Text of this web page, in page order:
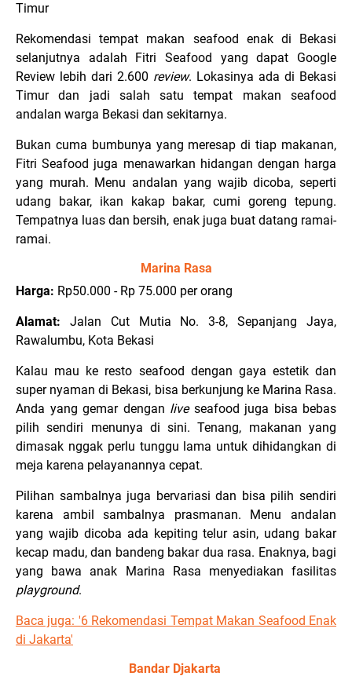
Timur
Rekomendasi tempat makan seafood enak di Bekasi
selanjutnya adalah Fitri Seafood yang dapat Google
Review lebih dari 2.600 review. Lokasinya ada di Bekasi
Timur dan jadi salah satu tempat makan seafood
andalan warga Bekasi dan sekitarnya.
Bukan cuma bumbunya yang meresap di tiap makanan,
Fitri Seafood juga menawarkan hidangan dengan harga
yang murah. Menu andalan yang wajib dicoba, seperti
udang bakar, ikan kakap bakar, cumi goreng tepung.
Tempatnya luas dan bersih, enak juga buat datang ramai-
ramai.
Marina Rasa
Harga: Rp50.000 - Rp 75.000 per orang
Alamat: Jalan Cut Mutia No. 3-8, Sepanjang Jaya,
Rawalumbu, Kota Bekasi
Kalau mau ke resto seafood dengan gaya estetik dan
super nyaman di Bekasi, bisa berkunjung ke Marina Rasa.
Anda yang gemar dengan live seafood juga bisa bebas
pilih sendiri menunya di sini. Tenang, makanan yang
dimasak nggak perlu tunggu lama untuk dihidangkan di
meja karena pelayanannya cepat.
Pilihan sambalnya juga bervariasi dan bisa pilih sendiri
karena ambil sambalnya prasmanan. Menu andalan
yang wajib dicoba ada kepiting telur asin, udang bakar
kecap madu, dan bandeng bakar dua rasa. Enaknya, bagi
yang bawa anak Marina Rasa menyediakan fasilitas
playground.
Baca juga: '6 Rekomendasi Tempat Makan Seafood Enak
di Jakarta'
Bandar Djakarta